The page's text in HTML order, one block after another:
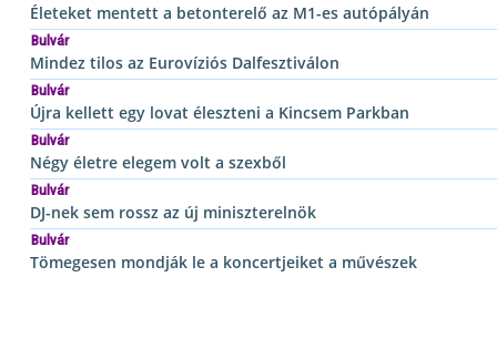
Életeket mentett a betonterelő az M1-es autópályán
Bulvár
Mindez tilos az Eurovíziós Dalfesztiválon
Bulvár
Újra kellett egy lovat éleszteni a Kincsem Parkban
Bulvár
Négy életre elegem volt a szexből
Bulvár
DJ-nek sem rossz az új miniszterelnök
Bulvár
Tömegesen mondják le a koncertjeiket a művészek